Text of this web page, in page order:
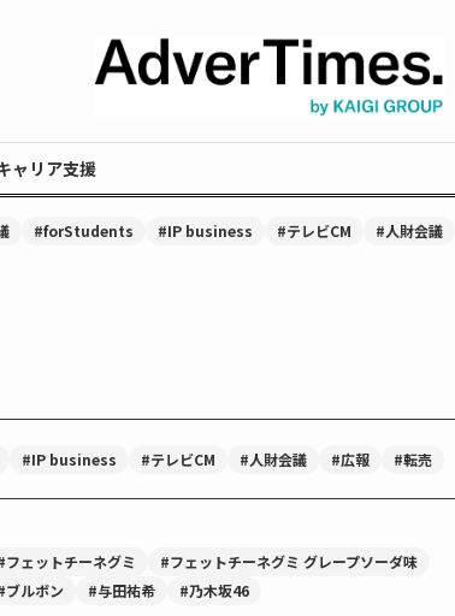
ャリア支援
#forStudents #IP business #テレビCM #人財会議
#IP business #テレビCM #人財会議 #広報 #転売
フェットチーネグミ
#フェットチーネグミ グレープソーダ味
ブルボン
#与田祐希 #乃木坂46